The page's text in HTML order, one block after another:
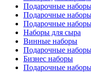
Подарочные
Подарочные
Подарочные
Наборы для сыра
Винные наборы
Подарочные
Бизнес наборы
Подарочные